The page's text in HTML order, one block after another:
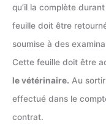
qu’il la complète
feuille doit être
soumise à des
Cette feuille doit être
le vétérinaire. Au
effectué dans le
contrat.